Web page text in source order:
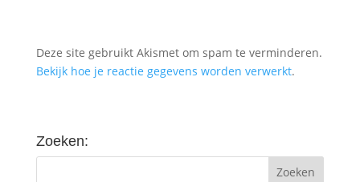
Deze site gebruikt Akismet om spam te verminderen.
Bekijk hoe je reactie gegevens worden verwerkt.
Zoeken: